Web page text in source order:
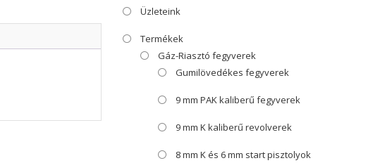
Üzleteink
Termékek
Gáz-Riasztó fegyverek
Gumilövedékes fegyverek
9 mm PAK kaliberű fegyverek
9 mm K kaliberű revolverek
8 mm K és 6 mm start pisztolyok